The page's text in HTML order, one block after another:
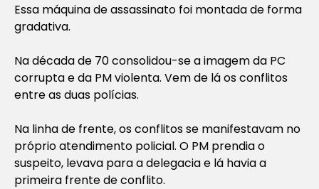
Essa máquina de assassinato foi montada de forma
gradativa.
Na década de 70 consolidou-se a imagem da PC
corrupta e da PM violenta. Vem de lá os conflitos
entre as duas polícias.
Na linha de frente, os conflitos se manifestavam no
próprio atendimento policial. O PM prendia o
suspeito, levava para a delegacia e lá havia a
primeira frente de conflito.